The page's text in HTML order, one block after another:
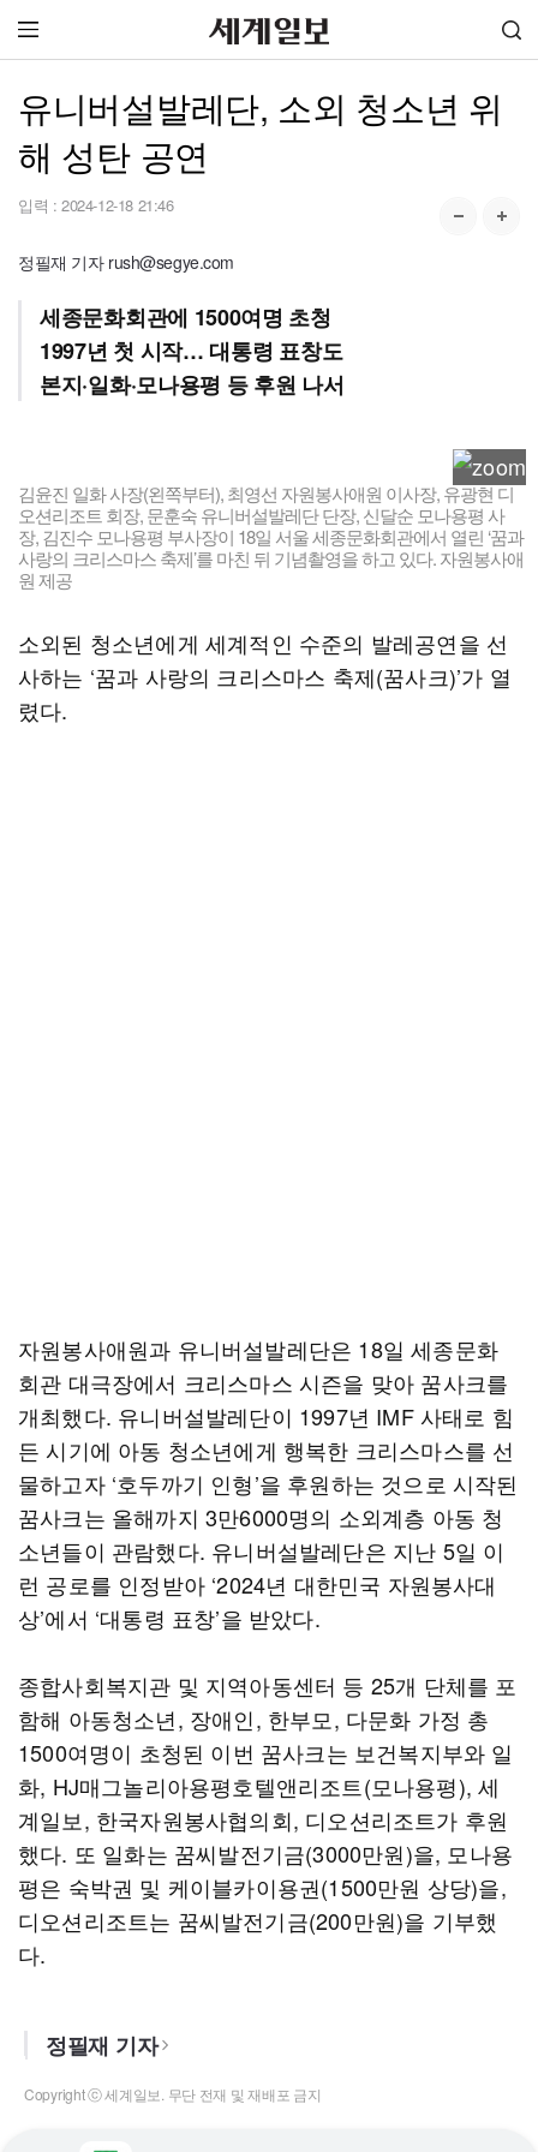
유니버설발레단, 소외 청소년 위
해 성탄 공연
입력 : 2024-12-18 21:46
정필재 기자 rush@segye.com
세종문화회관에 1500여명 초청
1997년 첫 시작… 대통령 표창도
본지·일화·모나용평 등 후원 나서
김윤진 일화 사장(왼쪽부터), 최영선 자원봉사애원 이사장, 유광현 디
오션리조트 회장, 문훈숙 유니버설발레단 단장, 신달순 모나용평 사
장, 김진수 모나용평 부사장이 18일 서울 세종문화회관에서 열린 ‘꿈과
사랑의 크리스마스 축제’를 마친 뒤 기념촬영을 하고 있다. 자원봉사애
원 제공
소외된 청소년에게 세계적인 수준의 발레공연을 선
사하는 ‘꿈과 사랑의 크리스마스 축제(꿈사크)’가 열
렸다.
자원봉사애원과 유니버설발레단은 18일 세종문화
회관 대극장에서 크리스마스 시즌을 맞아 꿈사크를
개최했다. 유니버설발레단이 1997년 IMF 사태로 힘
든 시기에 아동 청소년에게 행복한 크리스마스를 선
물하고자 ‘호두까기 인형’을 후원하는 것으로 시작된
꿈사크는 올해까지 3만6000명의 소외계층 아동 청
소년들이 관람했다. 유니버설발레단은 지난 5일 이
런 공로를 인정받아 ‘2024년 대한민국 자원봉사대
상’에서 ‘대통령 표창’을 받았다.
종합사회복지관 및 지역아동센터 등 25개 단체를 포
함해 아동청소년, 장애인, 한부모, 다문화 가정 총
1500여명이 초청된 이번 꿈사크는 보건복지부와 일
화, HJ매그놀리아용평호텔앤리조트(모나용평), 세
계일보, 한국자원봉사협의회, 디오션리조트가 후원
했다. 또 일화는 꿈씨발전기금(3000만원)을, 모나용
평은 숙박권 및 케이블카이용권(1500만원 상당)을,
디오션리조트는 꿈씨발전기금(200만원)을 기부했
다.
정필재 기자
Copyright ⓒ 세계일보. 무단 전재 및 재배포 금지